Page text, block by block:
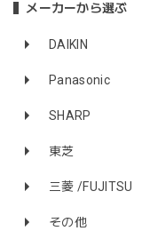
メーカーから選ぶ
DAIKIN
Panasonic
SHARP
東芝
三菱 /FUJITSU
その他